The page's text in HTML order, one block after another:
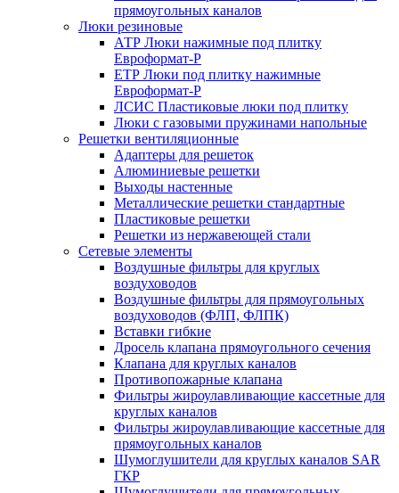
прямоугольных каналов
Люки резиновые
АТР Люки нажимные под плитку
Евроформат-Р
ЕТР Люки под плитку нажимные
Евроформат-Р
ЛСИС Пластиковые люки под плитку
Люки с газовыми пружинами напольные
Решетки вентиляционные
Адаптеры для решеток
Алюминиевые решетки
Выходы настенные
Металлические решетки стандартные
Пластиковые решетки
Решетки из нержавеющей стали
Сетевые элементы
Воздушные фильтры для круглых
воздуховодов
Воздушные фильтры для прямоугольных
воздуховодов (ФЛП, ФЛПК)
Вставки гибкие
Дросель клапана прямоугольного сечения
Клапана для круглых каналов
Противопожарные клапана
Фильтры жироулавливающие кассетные для
круглых каналов
Фильтры жироулавливающие кассетные для
прямоугольных каналов
Шумоглушители для круглых каналов SAR
ГКР